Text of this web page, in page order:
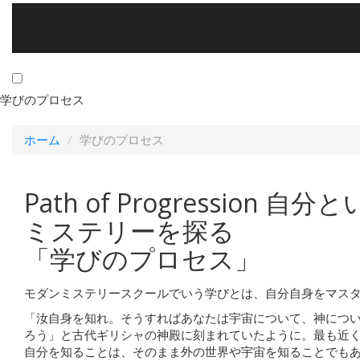
学びのプロセス
ホーム 学びのプロセス
Path of Progression 自分と
ミステリーを探る
「学びのプロセス」
モダンミステリースクールでいう学びとは、自分自身をマス
「汝自身を知れ。そうすればあなたは宇宙について、神につ
ろう」と古代ギリシャの神殿に刻まれていたように。最も近
自分を知ることは、そのまま外の世界や宇宙を知ることでも